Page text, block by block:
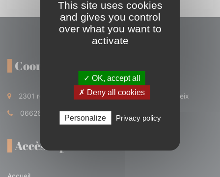
Coordonnées
2301 route de Meilhards 19140 Condat Sur Ganaveix
0662680993
Accès rapide
This site uses cookies
and gives you control
over what you want to
activate
✓ OK, accept all
✗ Deny all cookies
Personalize Privacy policy